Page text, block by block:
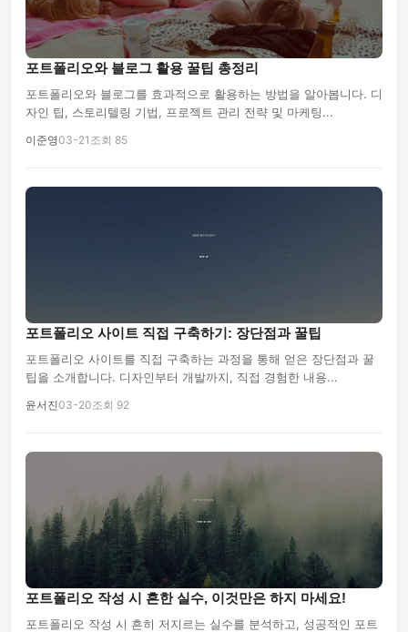
포트폴리오와 블로그 활용 꿀팁 총정리
포트폴리오와 블로그를 효과적으로 활용하는 방법을 알아봅니다. 디
자인 팁, 스토리텔링 기법, 프로젝트 관리 전략 및 마케팅...
이준영03-21 조회 85
포트폴리오 사이트 직접 구축하기: 장단점과 꿀팁
포트폴리오 사이트를 직접 구축하는 과정을 통해 얻은 장단점과 꿀
팁을 소개합니다. 디자인부터 개발까지, 직접 경험한 내용...
윤서진03-20조회 92
포트폴리오 작성 시 흔한 실수, 이것만은 하지 마세요!
포트폴리오 작성 시 흔히 저지르는 실수를 분석하고, 성공적인 포트